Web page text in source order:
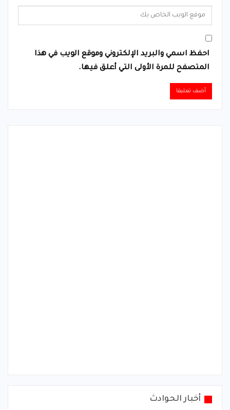
احفظ اسمي والبريد الإلكتروني وموقع الويب في هذا
المتصفح للمرة الأولى التي أعلق فيها.
أخبار الحوادث